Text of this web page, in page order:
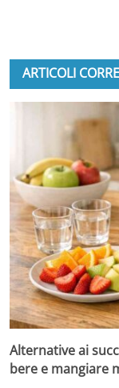
ARTICOLI
Alternative ai
bere e mangiare